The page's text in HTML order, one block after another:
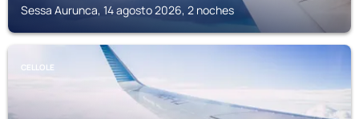
Sessa Aurunca, 14 agosto 2026, 2 noches
CELLOLE